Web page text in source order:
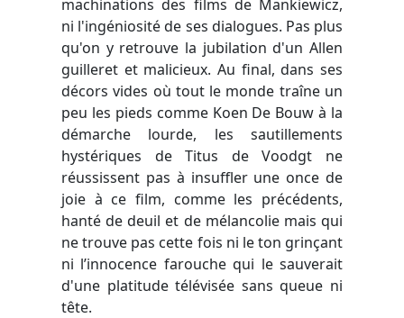
machinations des films de Mankiewicz,
ni l'ingéniosité de ses dialogues. Pas plus
qu'on y retrouve la jubilation d'un Allen
guilleret et malicieux. Au final, dans ses
décors vides où tout le monde traîne un
peu les pieds comme Koen De Bouw à la
démarche lourde, les sautillements
hystériques de Titus de Voodgt ne
réussissent pas à insuffler une once de
joie à ce film, comme les précédents,
hanté de deuil et de mélancolie mais qui
ne trouve pas cette fois ni le ton grinçant
ni l’innocence farouche qui le sauverait
d'une platitude télévisée sans queue ni
tête.